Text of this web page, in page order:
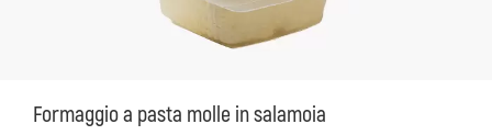
Formaggio a pasta molle in salamoia